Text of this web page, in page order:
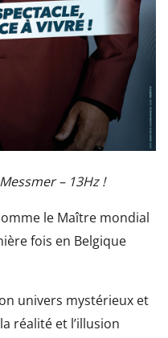
– 13Hz !
le Maître mondial
fois en Belgique
univers mystérieux et
réalité et l’illusion